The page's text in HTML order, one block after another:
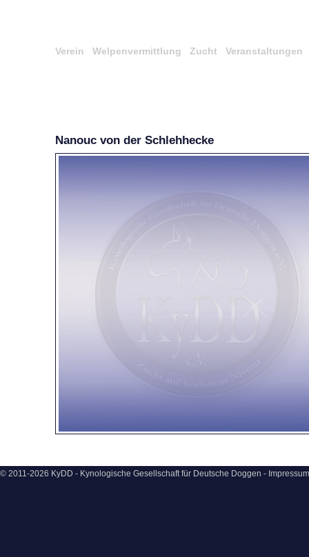
Verein Welpenvermittlung Zucht Veranstaltungen
Nanouc von der Schlehhecke
© 2011-2026 KyDD - Kynologische Gesellschaft für Deutsche Doggen - Impressum